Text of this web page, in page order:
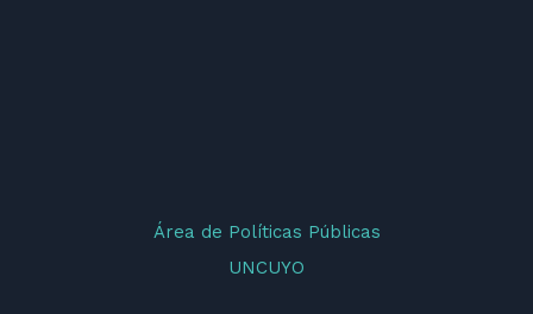
Área de Políticas Públicas
UNCUYO